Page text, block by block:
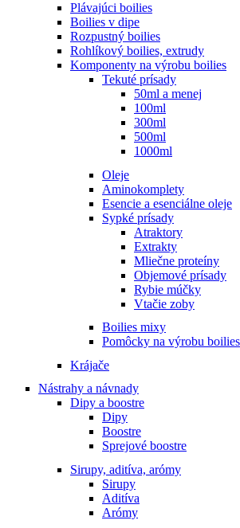
Plávajúci boilies
Boilies v dipe
Rozpustný boilies
Rohlíkový boilies, extrudy
Komponenty na výrobu boilies
Tekuté prísady
50ml a menej
100ml
300ml
500ml
1000ml
Oleje
Aminokomplety
Esencie a esenciálne oleje
Sypké prísady
Atraktory
Extrakty
Mliečne proteíny
Objemové prísady
Rybie múčky
Vtačie zoby
Boilies mixy
Pomôcky na výrobu boilies
Krájače
Nástrahy a návnady
Dipy a boostre
Dipy
Boostre
Sprejové boostre
Sirupy, aditíva, arómy
Sirupy
Aditíva
Arómy